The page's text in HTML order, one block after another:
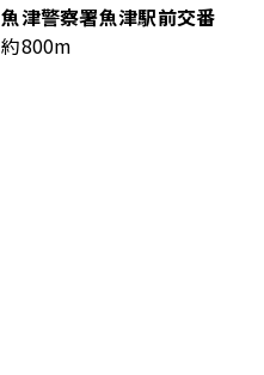
魚津警察署魚津駅前交番
約800m